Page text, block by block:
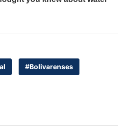
#Bolivarenses